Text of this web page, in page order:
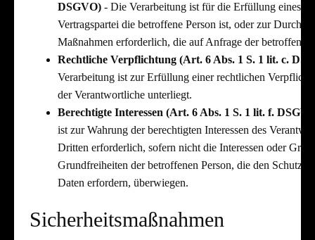
DSGVO) - Die Verarbeitung ist für die Erfüllung eines
Vertragspartei die betroffene Person ist, oder zur
Maßnahmen erforderlich, die auf Anfrage der betroffenen
Rechtliche Verpflichtung (Art. 6 Abs. 1 S. 1 lit. c.
Verarbeitung ist zur Erfüllung einer rechtlichen
der Verantwortliche unterliegt.
Berechtigte Interessen (Art. 6 Abs. 1 S. 1 lit. f.
ist zur Wahrung der berechtigten Interessen des
Dritten erforderlich, sofern nicht die Interessen oder
Grundfreiheiten der betroffenen Person, die den Schutz
Daten erfordern, überwiegen.
Sicherheitsmaßnahmen